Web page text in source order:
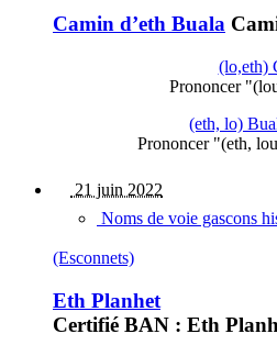
Camin d’eth Buala
(lo,eth)
Prononcer
(eth, lo)
Prononcer "(eth,
21 juin 2022
Noms de voie gascons
(Esconnets)
Eth Planhet
Certifié BAN : Eth